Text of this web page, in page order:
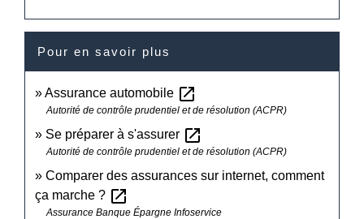
Pour en savoir plus
Assurance automobile open_in_new
Autorité de contrôle prudentiel et de résolution (ACPR)
Se préparer à s'assurer open_in_new
Autorité de contrôle prudentiel et de résolution (ACPR)
Comparer des assurances sur internet, comment
ça marche ? open_in_new
Assurance Banque Épargne Infoservice